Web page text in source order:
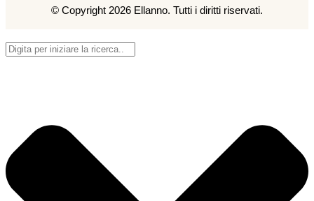
© Copyright 2026 Ellanno. Tutti i diritti riservati.